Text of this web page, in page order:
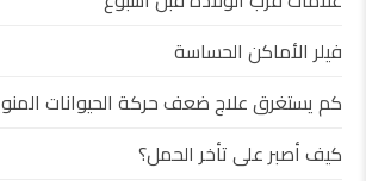
فيلر الأماكن الحساسة
كم يستغرق علاج ضعف حركة الحيوانات
كيف أصبر على تأخر الحمل؟